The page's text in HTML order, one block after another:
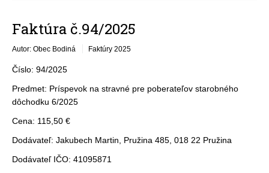
Faktúra č.94/2025
Autor: Obec Bodiná Faktúry 2025
Číslo: 94/2025
Predmet: Príspevok na stravné pre poberateľov starobného
dôchodku 6/2025
Cena: 115,50 €
Dodávateľ: Jakubech Martin, Pružina 485, 018 22 Pružina
Dodávateľ IČO: 41095871